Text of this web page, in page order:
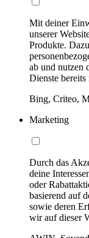
Mit deiner
unserer
Produkte.
ab und nutzen
Dienste bereits
Bing, Criteo,
Marketing
Durch das
deine
oder
basierend auf
sowie deren
wir auf dieser